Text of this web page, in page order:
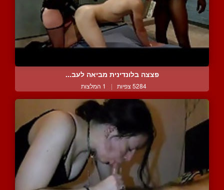
פצצה בלונדינית מביאה לעב...
5284 צפיות | 1 המלצות